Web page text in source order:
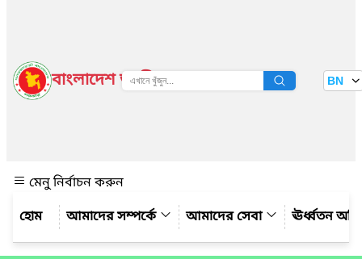
বাংলাদেশ জাতীয় তথ্য বাতায়ন BN
মেনু নির্বাচন করুন
আমাদের সম্পর্কে
আমাদের সেবা ঊর্ধ্বতন